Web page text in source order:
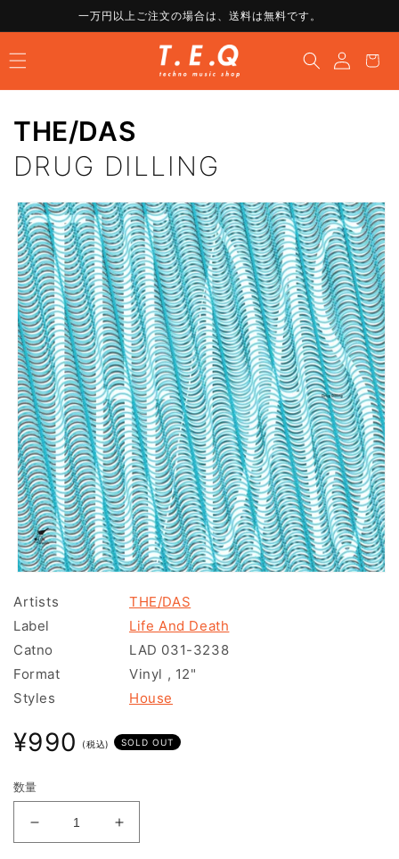
進む
一万円以上ご注文の場合は、送料は無料です。
グ
イ
ン
ー
THE/DAS
DRUG DILLING
商品情
報にス
キップ
ー
ル
で
メ
デ
ィ
ア
を
開
Artists
THE/DAS
Label
Life And Death
Catno
LAD 031-3238
Format
Vinyl , 12"
Styles
House
通
常
価
格
¥990 (税込) SOLD OUT
数量
DRUG
DILLING
DRUG
DILLING